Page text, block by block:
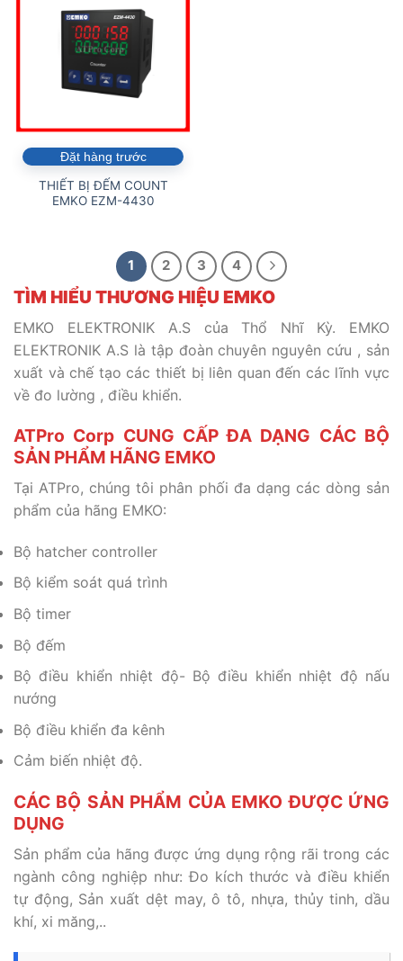
Đặt hàng trước
THIẾT BỊ ĐẾM COUNT
EMKO EZM-4430
1 2 3 4
TÌM HIỂU THƯƠNG HIỆU EMKO
EMKO ELEKTRONIK A.S của Thổ Nhĩ Kỳ. EMKO
ELEKTRONIK A.S là tập đoàn chuyên nguyên cứu , sản
xuất và chế tạo các thiết bị liên quan đến các lĩnh vực
về đo lường , điều khiển.
ATPro Corp CUNG CẤP ĐA DẠNG CÁC BỘ
SẢN PHẨM HÃNG EMKO
Tại ATPro, chúng tôi phân phối đa dạng các dòng sản
phẩm của hãng EMKO:
Bộ hatcher controller
Bộ kiểm soát quá trình
Bộ timer
Bộ đếm
Bộ điều khiển nhiệt độ- Bộ điều khiển nhiệt độ nấu
nướng
Bộ điều khiển đa kênh
Cảm biến nhiệt độ.
CÁC BỘ SẢN PHẨM CỦA EMKO ĐƯỢC ỨNG
DỤNG
Sản phẩm của hãng được ứng dụng rộng rãi trong các
ngành công nghiệp như: Đo kích thước và điều khiển
tự động, Sản xuất dệt may, ô tô, nhựa, thủy tinh, dầu
khí, xi măng,..